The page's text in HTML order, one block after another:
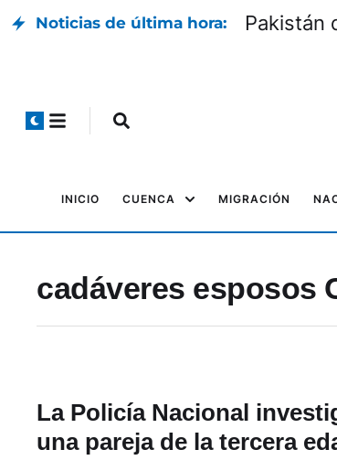
Noticias de última hora:
candidatos
INICIO CUENCA MIGRACIÓN
cadáveres esposos
La Policía Nacional
una pareja de la tercera